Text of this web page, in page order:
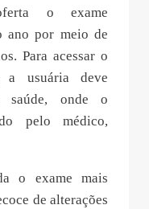
o exame
ano por meio de
Para acessar o
a usuária deve
saúde, onde o
pelo médico,
o exame mais
de alterações